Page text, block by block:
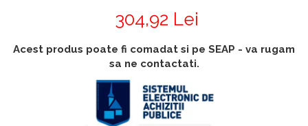
Aparate de respirat autonome
Accesorii pentru camere de
Accesorii De Trecere A Apei Si
304,92 Lei
Acest produs poate fi comadat si pe SEAP - va rugam
sa ne contactati.